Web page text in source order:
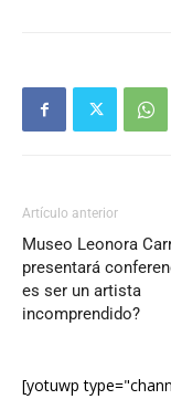
Artículo anterior
Museo Leonora
presentará
es ser un artista
incomprendido?
[yotuwp